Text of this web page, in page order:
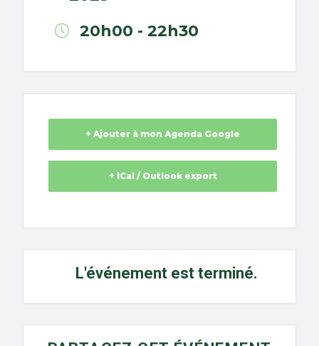
20h00 - 22h30
+ Ajouter à mon Agenda Google
+ iCal / Outlook export
L'événement est terminé.